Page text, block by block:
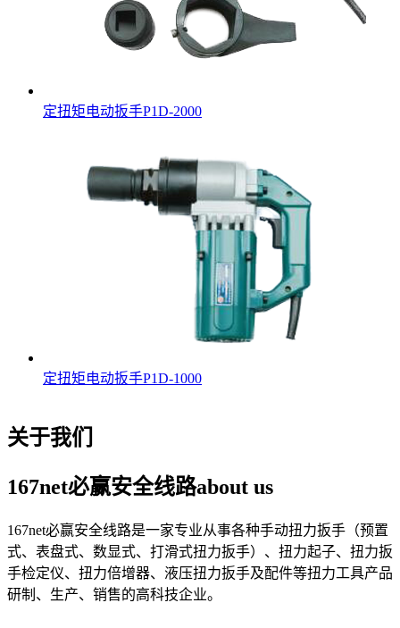
定扭矩电动扳手P1D-2000
定扭矩电动扳手P1D-1000
关于我们
167net必赢安全线路about us
167net必赢安全线路是一家专业从事各种手动扭力扳手（预置
式、表盘式、数显式、打滑式扭力扳手）、扭力起子、扭力扳
手检定仪、扭力倍增器、液压扭力扳手及配件等扭力工具产品
研制、生产、销售的高科技企业。